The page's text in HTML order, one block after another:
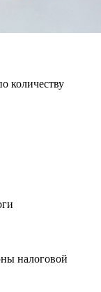
количеству
налоговой